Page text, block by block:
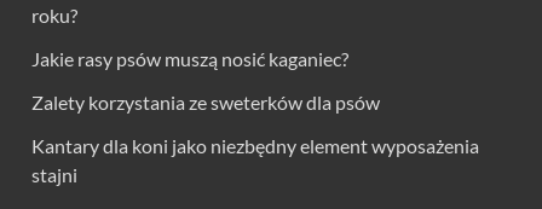
roku?
Jakie rasy psów muszą nosić kaganiec?
Zalety korzystania ze sweterków dla psów
Kantary dla koni jako niezbędny element wyposażenia
stajni